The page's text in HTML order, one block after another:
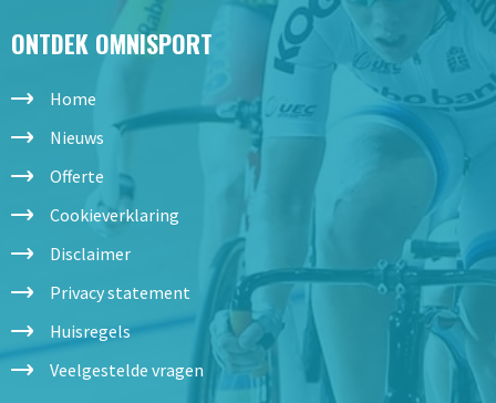
ONTDEK OMNISPORT
Home
Nieuws
Offerte
Cookieverklaring
Disclaimer
Privacy statement
Huisregels
Veelgestelde vragen